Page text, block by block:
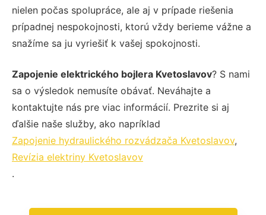
nielen počas spolupráce, ale aj v prípade riešenia
prípadnej nespokojnosti, ktorú vždy berieme vážne a
snažíme sa ju vyriešiť k vašej spokojnosti.
Zapojenie elektrického bojlera Kvetoslavov? S nami
sa o výsledok nemusíte obávať. Neváhajte a
kontaktujte nás pre viac informácií. Prezrite si aj
ďalšie naše služby, ako napríklad
Zapojenie hydraulického rozvádzača Kvetoslavov,
Revízia elektriny Kvetoslavov
.